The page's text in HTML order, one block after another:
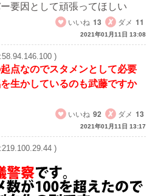
要因として頑張ってほしい
いいね 13 ダメ 11
2021年01月11日 13:08
)
点なのでスタメンとして必要
生かしているのも武藤ですか
いいね 92 ダメ 13
2021年01月11日 13:17
)